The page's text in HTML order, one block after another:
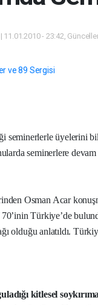
11.01.2010 - 23:42,
seminerlerle üyelerini
seminerlere
Osman Acar
Türkiye’de
olduğu anlatıldı.
kitlesel